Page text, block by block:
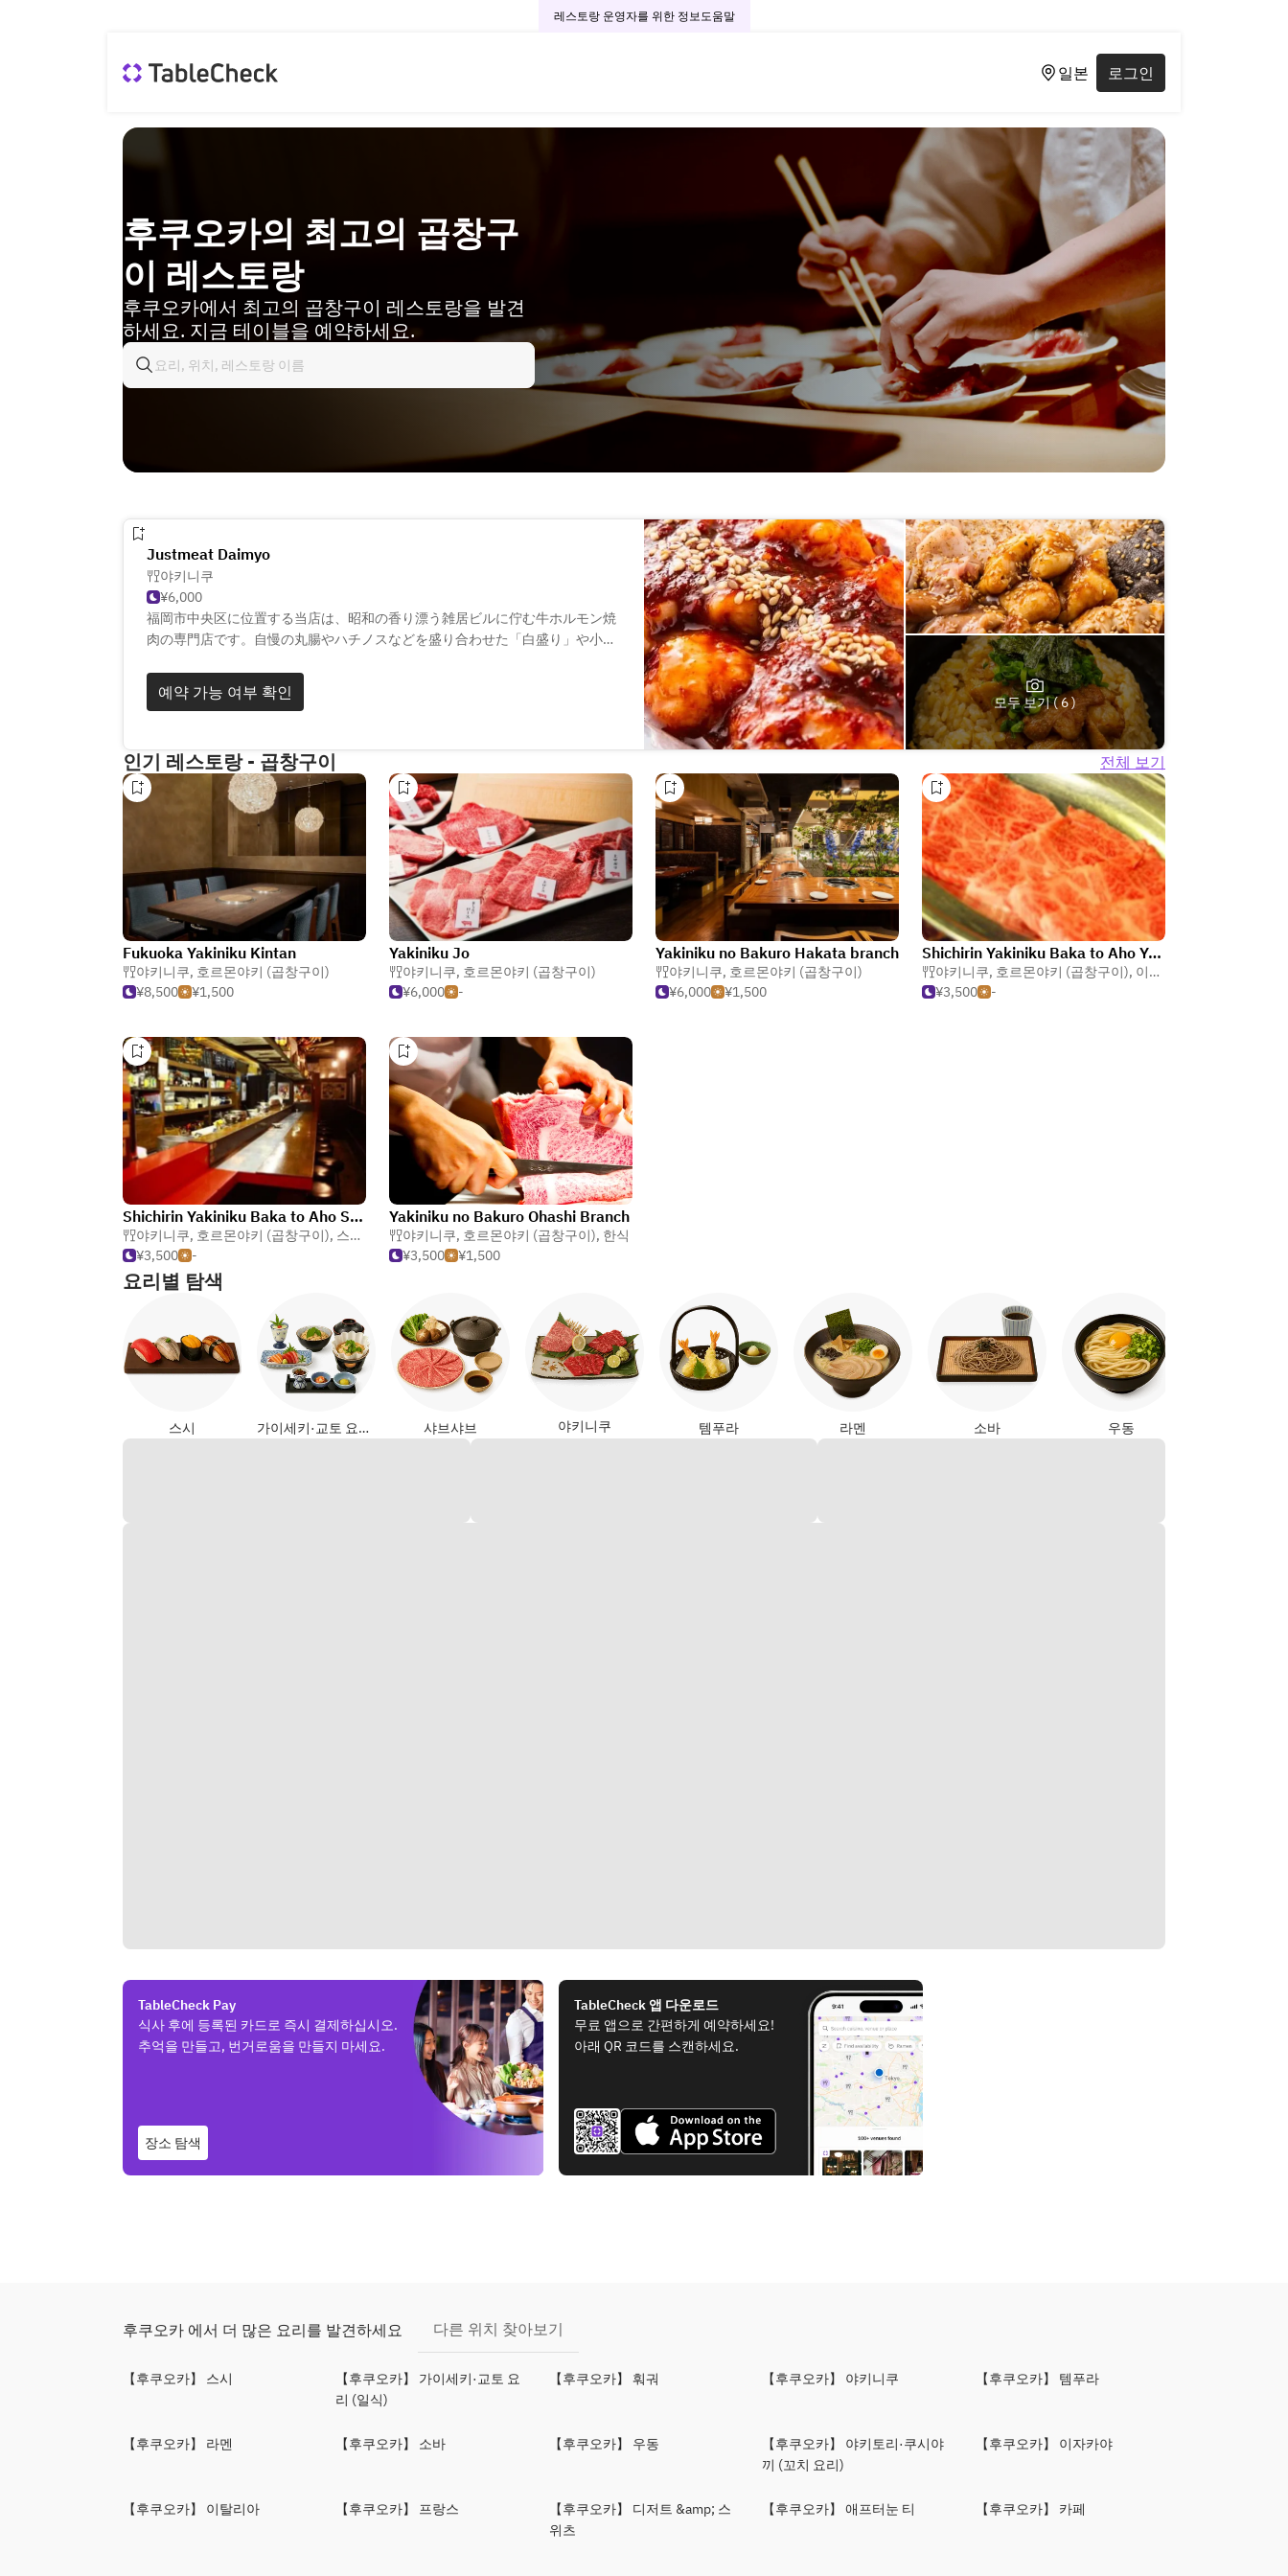
레스토랑 운영자를 위한 정보도움말
일본 로그인
후쿠오카의 최고의 곱창구
이 레스토랑
후쿠오카에서 최고의 곱창구이 레스토랑을 발견
하세요. 지금 테이블을 예약하세요.
Justmeat Daimyo
야키니쿠
¥6,000
福岡市中央区に位置する当店は、昭和の香り漂う雑居ビルに佇む牛ホルモン焼
肉の専門店です。自慢の丸腸やハチノスなどを盛り合わせた「白盛り」や小腸
よさ、下処理の丁寧さに大きく左右されます。和牛を知り尽くした当店だけが
提供できる上質なホルモン焼肉を、ぜひご堪能ください。
예약 가능 여부 확인
모두 보기 ( 6 )
인기 레스토랑 - 곱창구이 전체 보기
Fukuoka Yakiniku Kintan
야키니쿠, 호르몬야키 (곱창구이)
¥8,500
¥1,500
Yakiniku Jo
야키니쿠, 호르몬야키 (곱창구이)
¥6,000
-
Yakiniku no Bakuro Hakata branch
야키니쿠, 호르몬야키 (곱창구이)
¥6,000
¥1,500
Shichirin Yakiniku Baka to Aho Yakuin
야키니쿠, 호르몬야키 (곱창구이), 이자카야
¥3,500
-
Shichirin Yakiniku Baka to Aho Sumiyoshihonten
야키니쿠, 호르몬야키 (곱창구이), 스테이크
¥3,500
-
Yakiniku no Bakuro Ohashi Branch
야키니쿠, 호르몬야키 (곱창구이), 한식
¥3,500
¥1,500
요리별 탐색
스시 가이세키·교토 요리 (일식) 샤브샤브 야키니쿠 템푸라 라멘 소바 우동
TableCheck Pay
식사 후에 등록된 카드로 즉시 결제하십시오.
추억을 만들고, 번거로움을 만들지 마세요.
장소 탐색
TableCheck 앱 다운로드
무료 앱으로 간편하게 예약하세요!
아래 QR 코드를 스캔하세요.
후쿠오카 에서 더 많은 요리를 발견하세요 다른 위치 찾아보기
【후쿠오카】 스시
【후쿠오카】 가이세키·교토 요
리 (일식)
【후쿠오카】 훠궈 【후쿠오카】 야키니쿠 【후쿠오카】 템푸라
【후쿠오카】 라멘 【후쿠오카】 소바 【후쿠오카】 우동
【후쿠오카】 야키토리·쿠시야
끼 (꼬치 요리)
【후쿠오카】 이자카야
【후쿠오카】 이탈리아 【후쿠오카】 프랑스
【후쿠오카】 디저트 &amp; 스
위츠
【후쿠오카】 애프터눈 티 【후쿠오카】 카페